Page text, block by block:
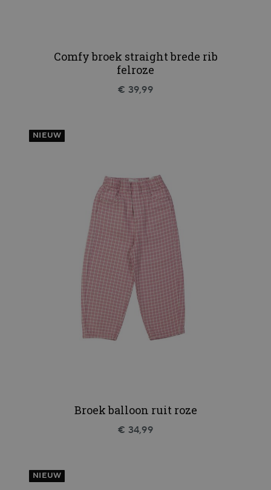
Comfy broek straight brede rib
felroze
€ 39,99
NIEUW
Broek balloon ruit roze
€ 34,99
NIEUW